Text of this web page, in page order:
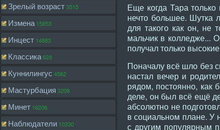
Зрелый возраст3515
Измена 15853
Инцест 14883
Классика628
Куннилингус 4562
Мастурбация 3208
Минет 16206
Наблюдатели 10330
Еще когда Тара
нечто большее. Шутка
для такого как он, не
мальчик в колледже...
получал только
Поначалу всё шло без
настал вечер и
рядом, постоянно,
деле, он был всё ещё
абсолютно не
в социальном плане. У
с другим популярным